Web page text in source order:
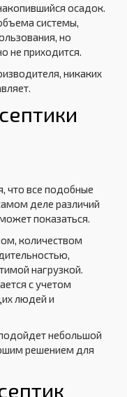
осадок.
системы,
но
не приходится.
никаких
что все подобные
деле различий
показаться.
количеством
нагрузкой.
с учетом
людей и
небольшой
решением для